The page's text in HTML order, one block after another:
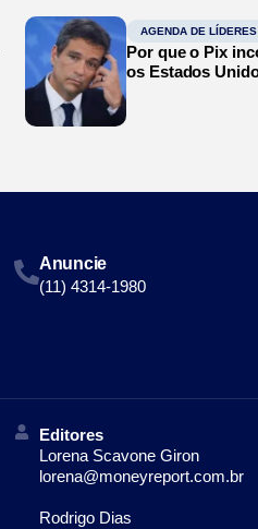
AGENDA DE LÍDERES
Por que o Pix
os Estados
Anuncie
(11) 4314-1980
Editores
Lorena Scavone Giron
lorena@moneyreport.com.br
Rodrigo Dias